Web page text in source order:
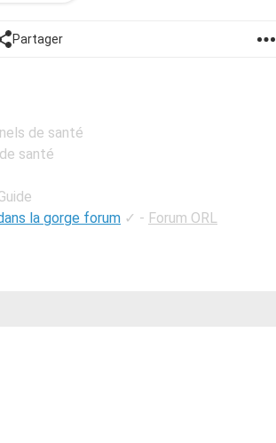
Partager
de santé
santé
la gorge forum ✓ - Forum ORL